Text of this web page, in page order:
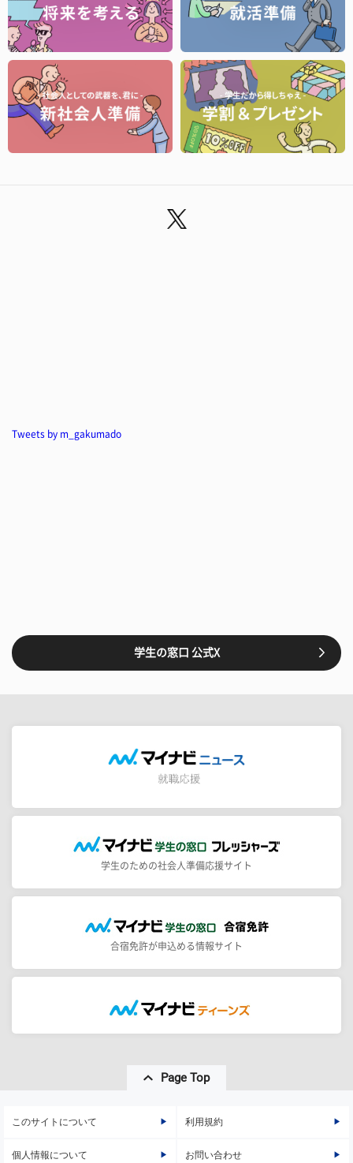
Tweets by m_gakumado
学生の窓口 公式X
学生のための社会人準備応援サイト
合宿免許が申込める情報サイト
Page Top
このサイトについて 利用規約
個人情報について お問い合わせ